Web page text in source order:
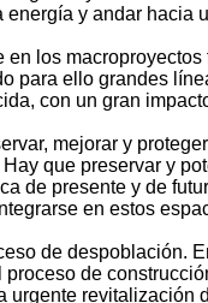
y andar hacia
los macroproyectos
para ello grandes
con un gran
mejorar y
que preservar y
de presente y de
en estos
de despoblación.
de
urgente revitalización